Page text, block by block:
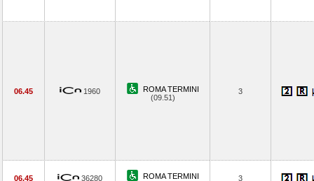
06.45 1960
ROMA TERMINI
(09.51)
3
06.45 36280
ROMA TERMINI
3